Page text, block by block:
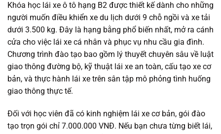
Khóa học lái xe ô tô hạng B2 được thiết kế dành cho những
người muốn điều khiển xe du lịch dưới 9 chỗ ngồi và xe tải
dưới 3.500 kg. Đây là hạng bằng phổ biến nhất, mở ra cánh
cửa cho việc lái xe cá nhân và phục vụ nhu cầu gia đình.
Chương trình đào tạo bao gồm lý thuyết chuyên sâu về luật
giao thông đường bộ, kỹ thuật lái xe an toàn, cấu tạo xe cơ
bản, và thực hành lái xe trên sân tập mô phỏng tình huống
giao thông thực tế.
Đối với học viên đã có kinh nghiệm lái xe cơ bản, gói đào
tạo trọn gói chỉ 7.000.000 VNĐ. Nếu bạn chưa từng biết lái,